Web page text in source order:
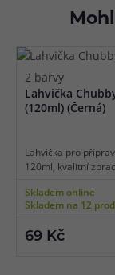
2 barvy
Lahvička
(120ml) (Černá)
Lahvička pro
120ml, kvalitní
pro snadné plnění,
ks.
Skladem online
Skladem na 12
69 Kč